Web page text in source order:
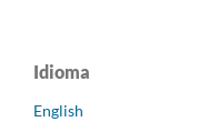
Idioma
English